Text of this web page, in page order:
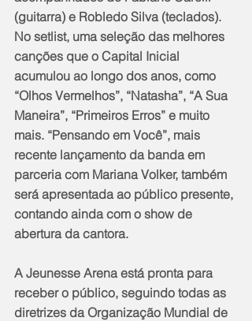
(guitarra) e Robledo Silva (teclados).
No setlist, uma seleção das melhores
canções que o Capital Inicial
acumulou ao longo dos anos, como
“Olhos Vermelhos”, “Natasha”, “A Sua
Maneira”, “Primeiros Erros” e muito
mais. “Pensando em Você”, mais
recente lançamento da banda em
parceria com Mariana Volker, também
será apresentada ao público presente,
contando ainda com o show de
abertura da cantora.
A Jeunesse Arena está pronta para
receber o público, seguindo todas as
diretrizes da Organização Mundial de